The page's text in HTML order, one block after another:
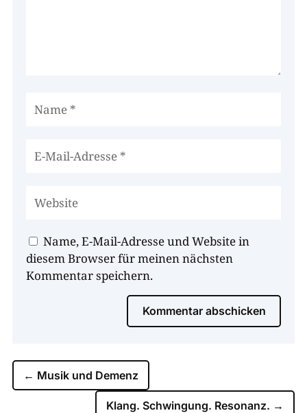
Name, E-Mail-Adresse und Website in
diesem Browser für meinen nächsten
Kommentar speichern.
Kommentar abschicken
← Musik und Demenz
Klang. Schwingung. Resonanz. →